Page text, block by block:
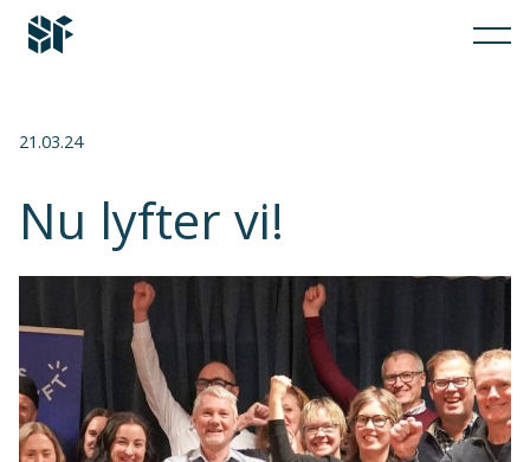
21.03.24
Nu lyfter vi!